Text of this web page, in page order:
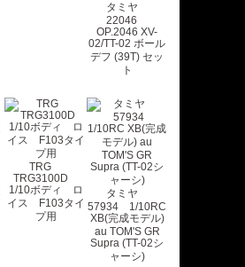
タミヤ
22046
OP.2046 XV-
02/TT-02 ボール
デフ (39T) セッ
ト
TRG
TRG3100D
1/10ボディ ロ
イス F103タイ
プ用
タミヤ
57934 1/10RC
XB(完成モデル)
au TOM'S GR
Supra (TT-02シ
ャーシ)